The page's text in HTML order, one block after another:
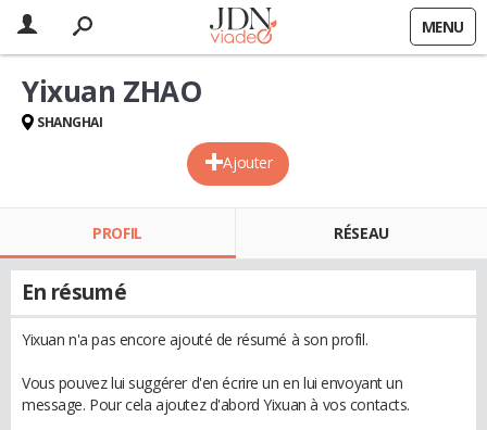
MENU
Ajouter
Yixuan ZHAO
SHANGHAI
PROFIL RÉSEAU
En résumé
Yixuan n'a pas encore ajouté de résumé à son profil.
Vous pouvez lui suggérer d'en écrire un en lui envoyant un
message. Pour cela ajoutez d'abord Yixuan à vos contacts.